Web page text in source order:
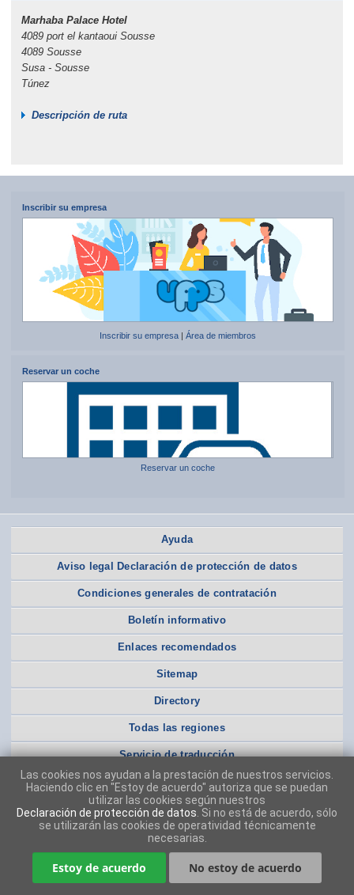
Marhaba Palace Hotel
4089 port el kantaoui Sousse
4089 Sousse
Susa - Sousse
Túnez
Descripción de ruta
Inscribir su empresa
Inscribir su empresa| Área de miembros
Reservar un coche
Reservar un coche
Ayuda
Aviso legal Declaración de protección de datos
Condiciones generales de contratación
Boletín informativo
Enlaces recomendados
Sitemap
Directory
Todas las regiones
Servicio de traducción
Las cookies nos ayudan a la prestación de nuestros servicios.
Haciendo clic en "Estoy de acuerdo" autoriza que se puedan
utilizar las cookies según nuestros
Declaración de protección de datos . Si no está de acuerdo, sólo
se utilizarán las cookies de operatividad técnicamente
necesarias.